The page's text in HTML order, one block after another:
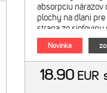
absorpciu nárazov
plochy na dlani
strana zo sieťoviny
froté materiál na
Novinka
18.90 EUR